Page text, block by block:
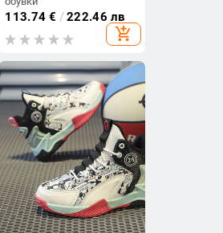
113.74 € /222.46 лв
add_shopping_cart